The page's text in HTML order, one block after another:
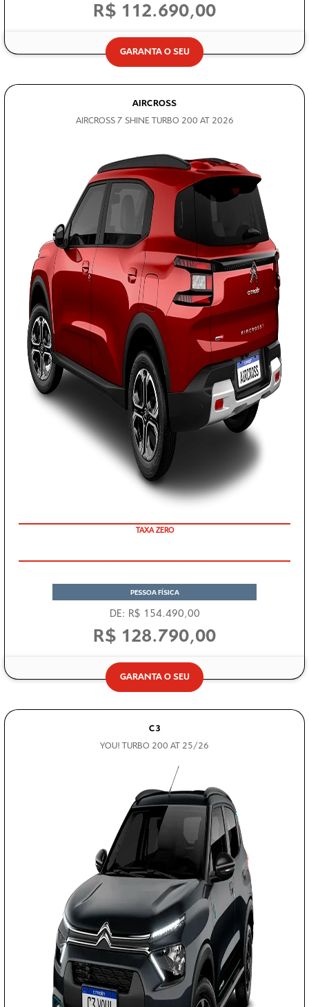
R$ 112.690,00
GARANTA O SEU
AIRCROSS
AIRCROSS 7 SHINE TURBO 200 AT 2026
PESSOA FÍSICA
DE: R$ 154.490,00
R$ 128.790,00
GARANTA O SEU
C3
YOU! TURBO 200 AT 25/26